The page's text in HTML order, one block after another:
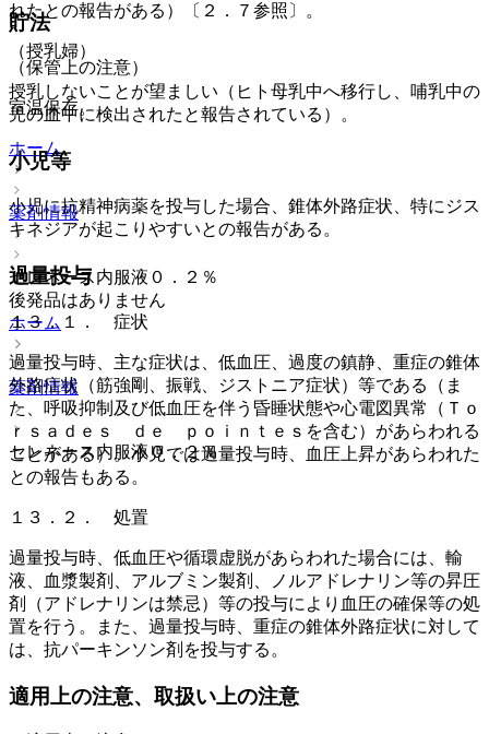
貯法
（保管上の注意）
室温保存。
ホーム
薬剤情報
セレネース内服液０．２％
後発品はありません
ホーム
薬剤情報
セレネース内服液０．２％
れたとの報告がある）〔２．７参照〕。
（授乳婦）
授乳しないことが望ましい（ヒト母乳中へ移行し、哺乳中の
児の血中に検出されたと報告されている）。
小児等
小児に抗精神病薬を投与した場合、錐体外路症状、特にジス
キネジアが起こりやすいとの報告がある。
過量投与
１３．１． 症状
過量投与時、主な症状は、低血圧、過度の鎮静、重症の錐体
外路症状（筋強剛、振戦、ジストニア症状）等である（ま
た、呼吸抑制及び低血圧を伴う昏睡状態や心電図異常（Ｔｏ
ｒｓａｄｅｓ ｄｅ ｐｏｉｎｔｅｓを含む）があらわれる
ことがある）。小児では過量投与時、血圧上昇があらわれた
との報告もある。
１３．２． 処置
過量投与時、低血圧や循環虚脱があらわれた場合には、輸
液、血漿製剤、アルブミン製剤、ノルアドレナリン等の昇圧
剤（アドレナリンは禁忌）等の投与により血圧の確保等の処
置を行う。また、過量投与時、重症の錐体外路症状に対して
は、抗パーキンソン剤を投与する。
適用上の注意、取扱い上の注意